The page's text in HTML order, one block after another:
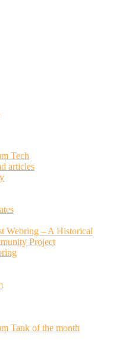
Tech
articles
Webring – A Historical
Project
Tank of the month